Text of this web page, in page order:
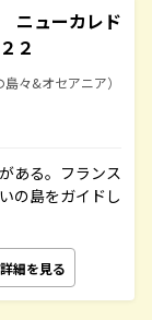
ニューカレド
２
々&オセアニア）
ある。フランス
の島をガイドし
詳細を見る